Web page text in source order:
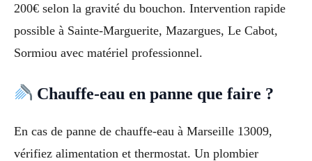
200€ selon la gravité du bouchon. Intervention rapide
possible à Sainte-Marguerite, Mazargues, Le Cabot,
Sormiou avec matériel professionnel.
Chauffe-eau en panne que faire ?
En cas de panne de chauffe-eau à Marseille 13009,
vérifiez alimentation et thermostat. Un plombier